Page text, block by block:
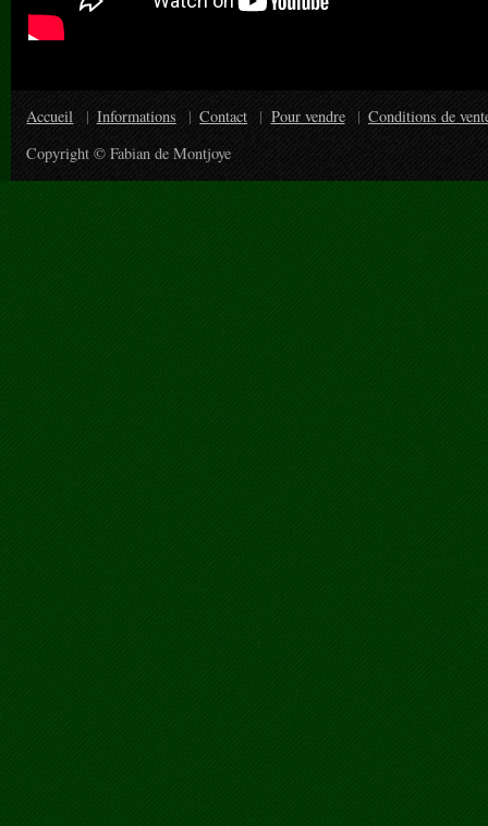
Accueil Informations Contact Pour vendre
Conditions de
Copyright © Fabian de Montjoye